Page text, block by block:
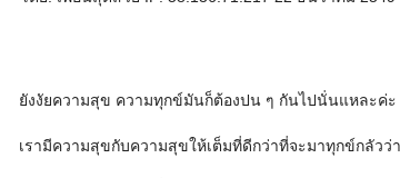
ยังงัยความสุข ความทุกข์มันก็ต้องปน ๆ กันไปนั่นแหละค่ะ
เรามีความสุขกับความสุขให้เต็มที่ดีกว่าที่จะมาทุกข์กลัว